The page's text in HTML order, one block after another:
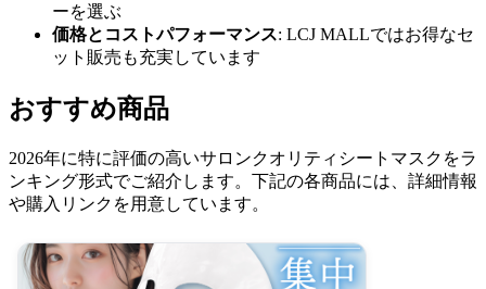
ーを選ぶ
価格とコストパフォーマンス: LCJ MALLではお得なセ
ット販売も充実しています
おすすめ商品
2026年に特に評価の高いサロンクオリティシートマスクをラ
ンキング形式でご紹介します。下記の各商品には、詳細情報
や購入リンクを用意しています。